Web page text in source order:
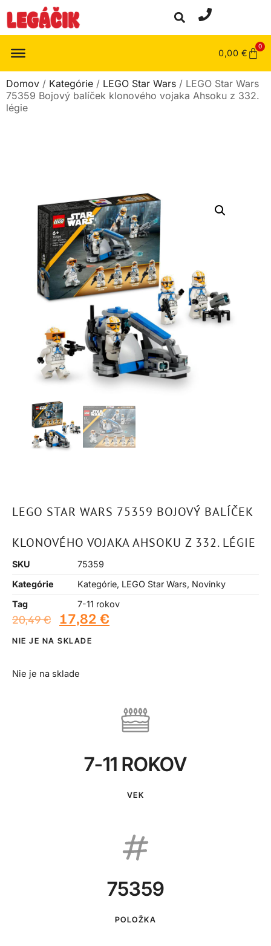
0,00 €
0
Domov / Kategórie / LEGO Star Wars / LEGO Star Wars
75359 Bojový balíček klonového vojaka Ahsoku z 332.
légie
LEGO STAR WARS 75359 BOJOVÝ BALÍČEK
KLONOVÉHO VOJAKA AHSOKU Z 332. LÉGIE
SKU
75359
Kategórie
Kategórie, LEGO Star Wars, Novinky
Tag
7-11 rokov
20,49€ 17,82 €
NIE JE NA SKLADE
Nie je na sklade
7-11 ROKOV
VEK
75359
POLOŽKA